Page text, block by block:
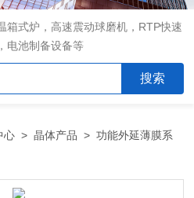
箱式炉，高速震动球磨机，RTP快速
电池制备设备等
心 >晶体产品 >功能外延薄膜系